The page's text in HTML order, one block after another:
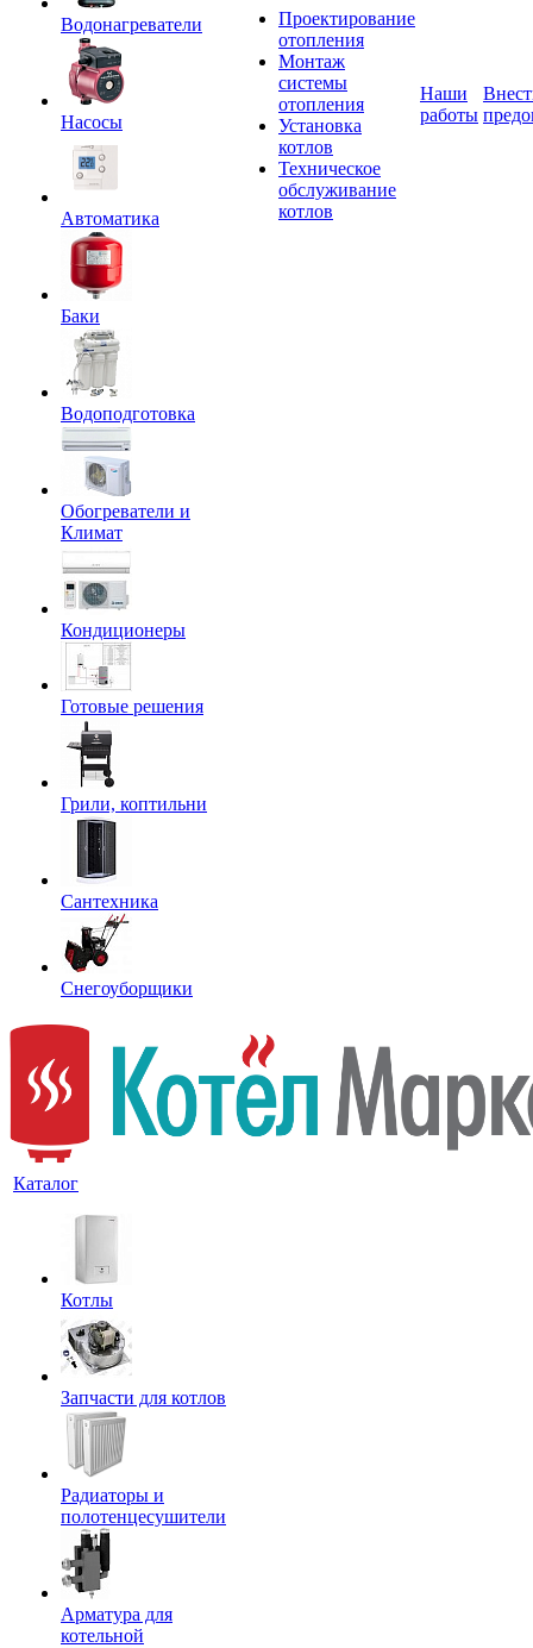
Водонагреватели
Насосы
Автоматика
Баки
Водоподготовка
Обогреватели и
Климат
Кондиционеры
Готовые решения
Грили, коптильни
Сантехника
Снегоуборщики
Проектирование
отопления
Монтаж
системы
отопления
Установка
котлов
Техническое
обслуживание
котлов
Наши
работы
Каталог
Котлы
Запчасти для котлов
Радиаторы и
полотенцесушители
Арматура для
котельной